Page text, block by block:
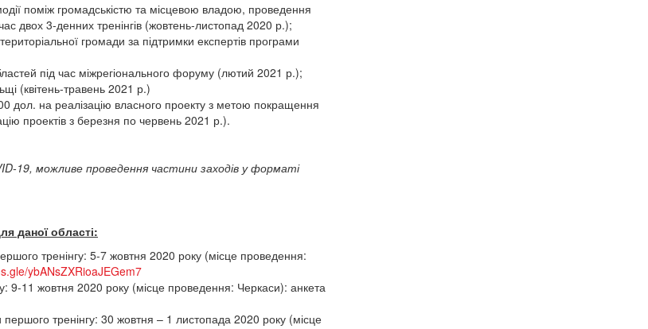
поміж громадськістю та місцевою владою, проведення
двох 3-денних тренінгів (жовтень-листопад 2020 р.);
громади за підтримки експертів програми
під час міжрегіонального форуму (лютий 2021 р.);
(квітень-травень 2021 р.)
дол. на реалізацію власного проекту з метою покращення
проектів з березня по червень 2021 р.).
-19, можливе проведення частини заходів у форматі
даної області:
тренінгу: 5-7 жовтня 2020 року (місце проведення:
ybANsZXRioaJEGem7
9-11 жовтня 2020 року (місце проведення: Черкаси): анкета
тренінгу: 30 жовтня – 1 листопада 2020 року (місце